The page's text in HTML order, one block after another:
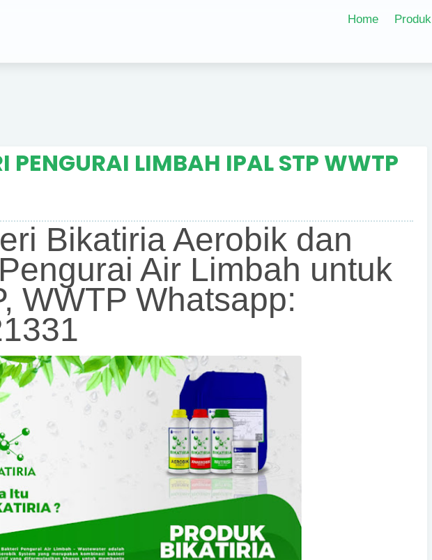
Home Produk
PENGURAI LIMBAH IPAL STP WWTP
Bikatiria Aerobik dan
Air Limbah untuk
WWTP Whatsapp: